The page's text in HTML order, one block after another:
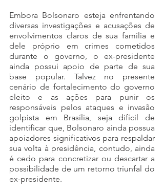
Embora Bolsonaro esteja enfrentando
diversas investigações e acusações de
envolvimentos claros de sua família e
dele próprio em crimes cometidos
durante o governo, o ex-presidente
ainda possui apoio de parte de sua
base popular. Talvez no presente
cenário de fortalecimento do governo
eleito e as ações para punir os
responsáveis pelos ataques e invasão
golpista em Brasília, seja difícil de
identificar que, Bolsonaro ainda possua
apoiadores significativos para respaldar
sua volta à presidência, contudo, ainda
é cedo para concretizar ou descartar a
possibilidade de um retorno triunfal do
ex-presidente.